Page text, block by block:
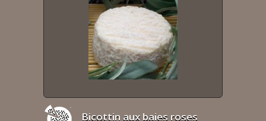
Bicottin aux baies roses